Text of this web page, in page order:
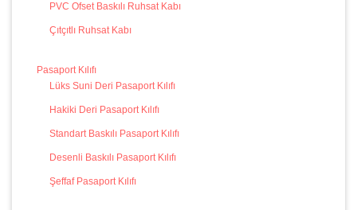
PVC Ofset Baskılı Ruhsat Kabı
Çıtçıtlı Ruhsat Kabı
Pasaport Kılıfı
Lüks Suni Deri Pasaport Kılıfı
Hakiki Deri Pasaport Kılıfı
Standart Baskılı Pasaport Kılıfı
Desenli Baskılı Pasaport Kılıfı
Şeffaf Pasaport Kılıfı